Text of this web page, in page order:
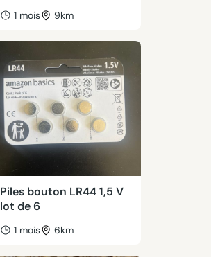
1 mois 9km
Piles bouton LR44 1,5 V
lot de 6
1 mois 6km